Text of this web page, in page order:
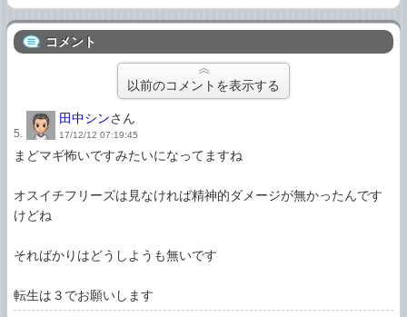
コメント
以前のコメントを表示する
5.
田中シンさん
17/12/12 07:19:45
まどマギ怖いですみたいになってますね
オスイチフリーズは見なければ精神的ダメージが無かったんです
けどね
そればかりはどうしようも無いです
転生は３でお願いします